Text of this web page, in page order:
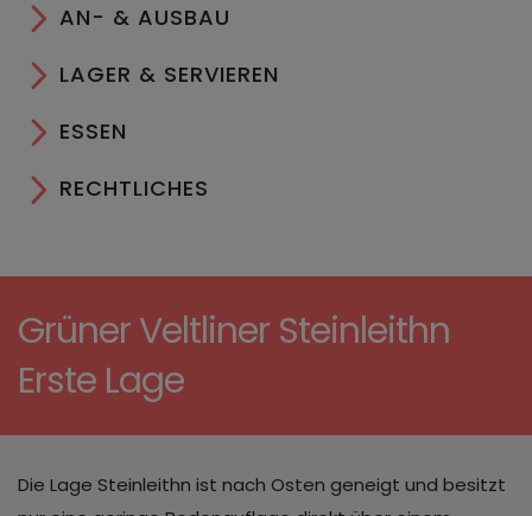
AN- & AUSBAU
LAGER & SERVIEREN
ESSEN
RECHTLICHES
Grüner Veltliner Steinleithn
Erste Lage
Die Lage Steinleithn ist nach Osten geneigt und besitzt